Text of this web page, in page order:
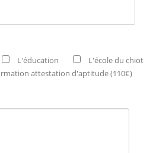
L'éducation
L'école du chiot
attestation d'aptitude (110€)